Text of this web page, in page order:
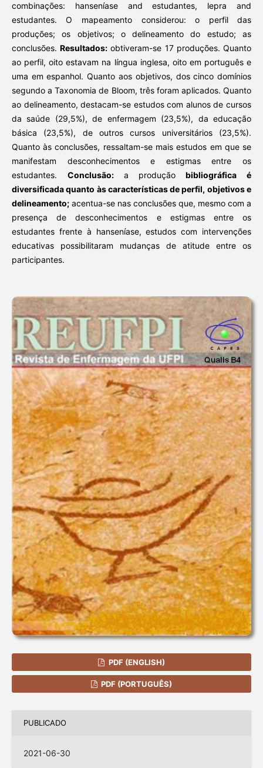
combinações: hanseníase and estudantes, lepra and
estudantes. O mapeamento considerou: o perfil das
produções; os objetivos; o delineamento do estudo; as
conclusões.Resultados: obtiveram-se 17 produções. Quanto
ao perfil, oito estavam na língua inglesa, oito em português e
uma em espanhol. Quanto aos objetivos, dos cinco domínios
segundo a Taxonomia de Bloom, três foram aplicados. Quanto
ao delineamento, destacam-se estudos com alunos de cursos
da saúde (29,5%), de enfermagem (23,5%), da educação
básica (23,5%), de outros cursos universitários (23,5%).
Quanto às conclusões, ressaltam-se mais estudos em que se
manifestam desconhecimentos e estigmas entre os
estudantes. Conclusão: a produção
bibliográfica é
diversificada quanto às características de perfil, objetivos e
delineamento;acentua-se nas conclusões que, mesmo com a
presença de desconhecimentos e estigmas entre os
estudantes frente à hanseníase, estudos com intervenções
educativas possibilitaram mudanças de atitude entre os
participantes.
PDF (ENGLISH)
PDF (PORTUGUÊS)
PUBLICADO
2021-06-30